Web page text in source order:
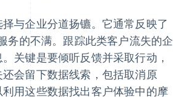
与企业分道扬镳。它通常反映了
的不满。跟踪此类客户流失的企
关键是要倾听反馈并采取行动，
会留下数据线索，包括取消原
用这些数据找出客户体验中的摩